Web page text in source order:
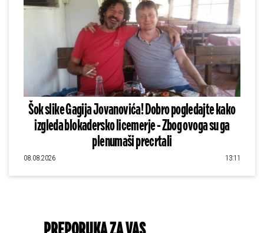
Šok slike Gagija Jovanovića! Dobro pogledajte kako
izgleda blokadersko licemerje - Zbog ovoga su ga
plenumaši precrtali
08.08.2026 13:11